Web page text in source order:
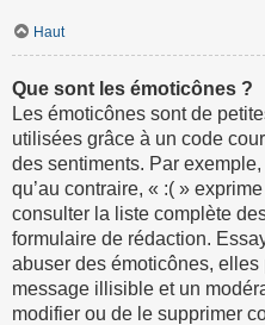
Haut
Que sont les émoticônes ?
Les émoticônes sont de
utilisées grâce à un code
des sentiments. Par
qu’au contraire, « :( »
consulter la liste complète
formulaire de rédaction.
abuser des émoticônes,
message illisible et un
modifier ou de le supprimer